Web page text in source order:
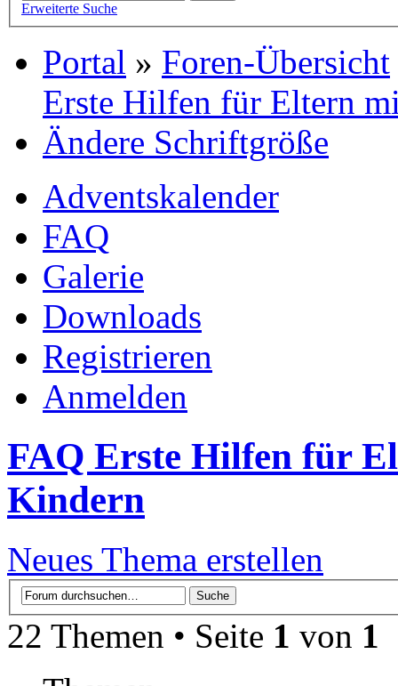
Erweiterte Suche
Portal » Foren-Übersicht
Erste Hilfen für Eltern
Ändere Schriftgröße
Adventskalender
FAQ
Galerie
Downloads
Registrieren
Anmelden
FAQ Erste Hilfen für
Kindern
Neues Thema erstellen
22 Themen • Seite 1 von 1